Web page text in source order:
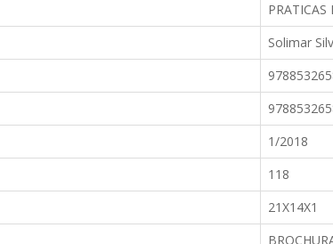
PRATICAS
Solimar
1/2018
118
21X14X1